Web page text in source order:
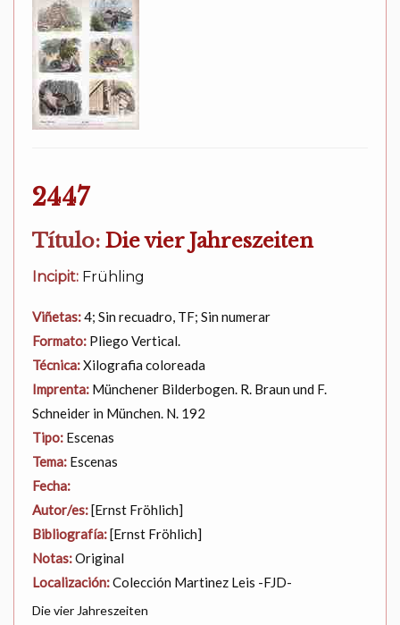
2447
Título: Die vier Jahreszeiten
Incipit: Frühling
Viñetas:4; Sin recuadro, TF; Sin numerar
Formato: Pliego Vertical.
Técnica:Xilografia coloreada
Imprenta: Münchener Bilderbogen. R. Braun und F.
Schneider in München. N. 192
Tipo: Escenas
Tema: Escenas
Fecha:
Autor/es:[Ernst Fröhlich]
Bibliografía:[Ernst Fröhlich]
Notas:Original
Localización:Colección Martinez Leis -FJD-
Die vier Jahreszeiten